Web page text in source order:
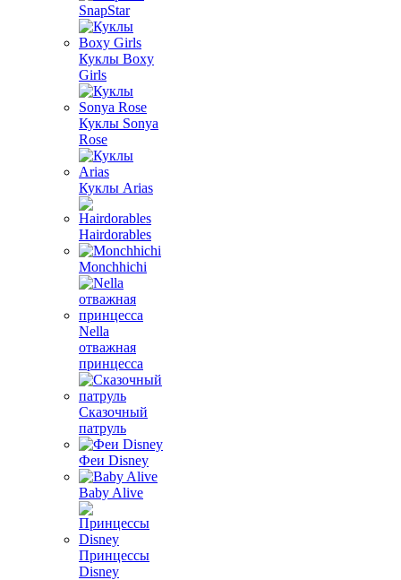
SnapStar
Куклы Boxy
Girls
Куклы Sonya
Rose
Куклы Arias
Hairdorables
Monchhichi
Nella
отважная
принцесса
Сказочный
патруль
Феи Disney
Baby Alive
Принцессы
Disney